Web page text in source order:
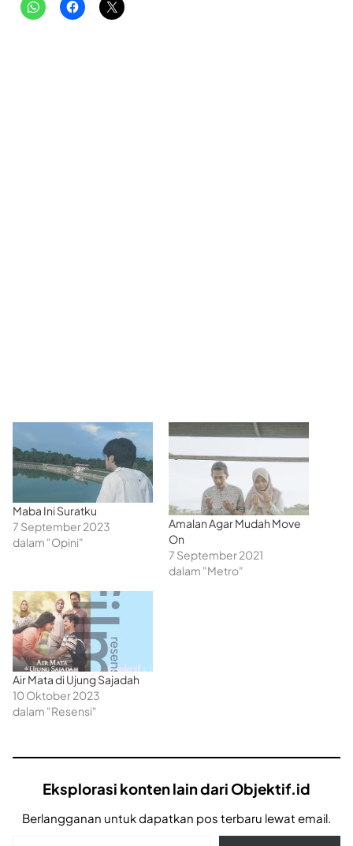
Maba Ini Suratku
7 September 2023
dalam "Opini"
Amalan Agar Mudah Move
On
7 September 2021
dalam "Metro"
Air Mata di Ujung Sajadah
10 Oktober 2023
dalam "Resensi"
Eksplorasi konten lain dari Objektif.id
Berlangganan untuk dapatkan pos terbaru lewat email.